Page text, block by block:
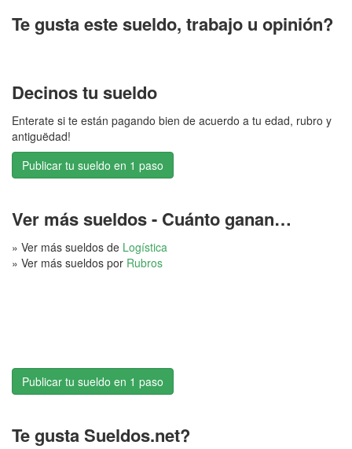
Te gusta este sueldo, trabajo u opinión?
Decinos tu sueldo
Enterate si te están pagando bien de acuerdo a tu edad, rubro y
antiguëdad!
Publicar tu sueldo en 1 paso
Ver más sueldos - Cuánto ganan…
» Ver más sueldos de Logística
» Ver más sueldos por Rubros
Publicar tu sueldo en 1 paso
Te gusta Sueldos.net?